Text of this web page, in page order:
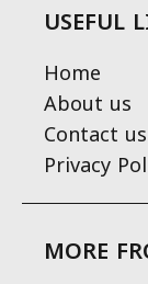
USEFUL
Home
About us
Contact us
Privacy
MORE